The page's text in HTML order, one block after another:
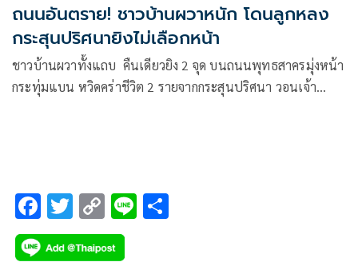
ถนนอันตราย! ชาวบ้านผวาหนัก โดนลูกหลง
กระสุนปริศนายิงไม่เลือกหน้า
ชาวบ้านผวาทั้งแถบ คืนเดียวยิง 2 จุด บนถนนพุทธสาครมุ่งหน้า
กระทุ่มแบน หวิดคร่าชีวิต 2 รายจากกระสุนปริศนา วอนเจ้า
F
ac
e
T
wi
tt
C
o
p
Li